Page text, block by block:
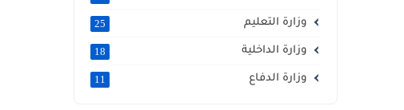
وزارة التعليم 25
وزارة الداخلية 18
وزارة الدفاع 11